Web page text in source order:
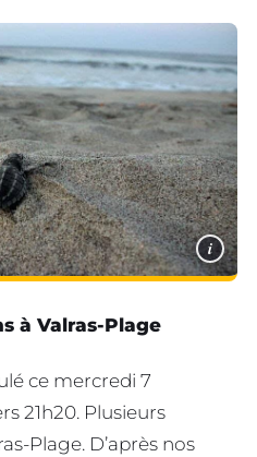
i
à Valras-Plage
ce mercredi 7
21h20. Plusieurs
Plage. D’après nos